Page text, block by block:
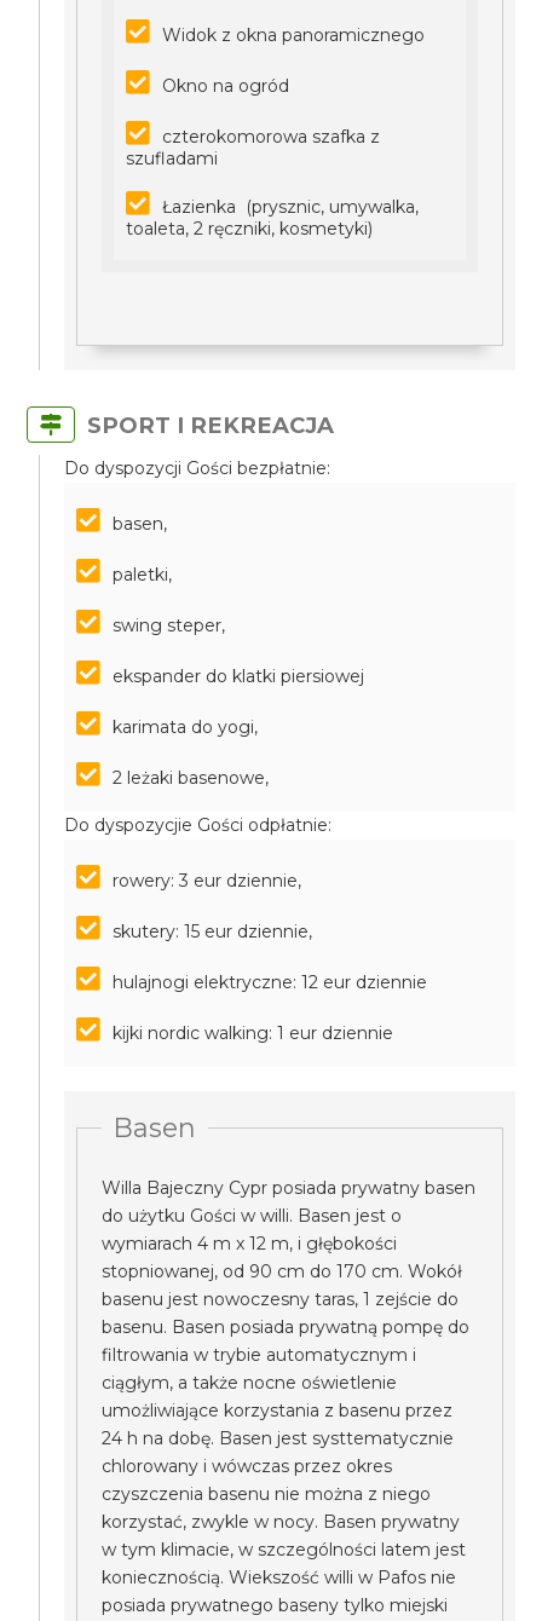
Widok z okna panoramicznego
Okno na ogród
czterokomorowa szafka z
szufladami
Łazienka (prysznic, umywalka,
toaleta, 2 ręczniki, kosmetyki)
SPORT I REKREACJA
Do dyspozycji Gości bezpłatnie:
basen,
paletki,
swing steper,
ekspander do klatki piersiowej
karimata do yogi,
2 leżaki basenowe,
Do dyspozycjie Gości odpłatnie:
rowery: 3 eur dziennie,
skutery: 15 eur dziennie,
hulajnogi elektryczne: 12 eur dziennie
kijki nordic walking: 1 eur dziennie
Basen
Willa Bajeczny Cypr posiada prywatny basen
do użytku Gości w willi. Basen jest o
wymiarach 4 m x 12 m, i głębokości
stopniowanej, od 90 cm do 170 cm. Wokół
basenu jest nowoczesny taras, 1 zejście do
basenu. Basen posiada prywatną pompę do
filtrowania w trybie automatycznym i
ciągłym, a także nocne oświetlenie
umożliwiające korzystania z basenu przez
24 h na dobę. Basen jest systtematycznie
chlorowany i wówczas przez okres
czyszczenia basenu nie można z niego
korzystać, zwykle w nocy. Basen prywatny
w tym klimacie, w szczególności latem jest
koniecznością. Wiekszość willi w Pafos nie
posiada prywatnego baseny tylko miejski